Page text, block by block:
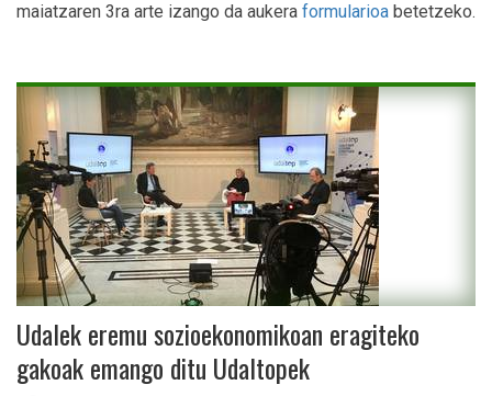
maiatzaren 3ra arte izango da aukera formularioa betetzeko.
Udalek eremu sozioekonomikoan eragiteko
gakoak emango ditu Udaltopek